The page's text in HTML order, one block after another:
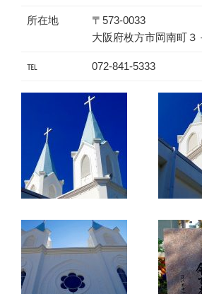
所在地
〒573-0033
大阪府枚方市岡南町３
℡ 072-841-5333